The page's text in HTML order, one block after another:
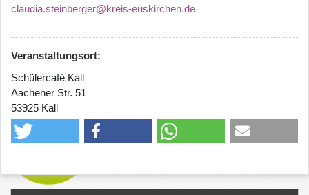
claudia.steinberger@kreis-euskirchen.de
Veranstaltungsort:
Schülercafé Kall
Aachener Str. 51
53925 Kall